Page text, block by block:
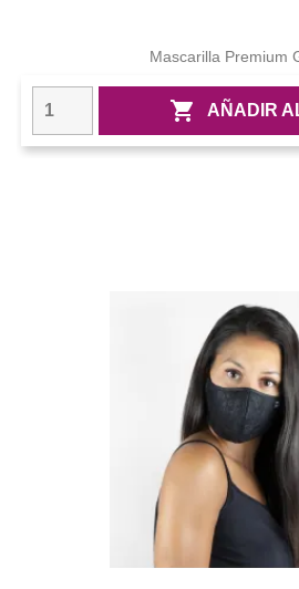
Mascarilla Premium
 AÑADIR